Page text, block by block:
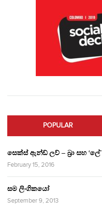
POPULAR
සෙක්ස් ඇන්ඩ් ලව් – බ්‍රා සහ ‘ලේ’
February 15, 2016
සම ලිංගිකයෝ
September 9, 2013